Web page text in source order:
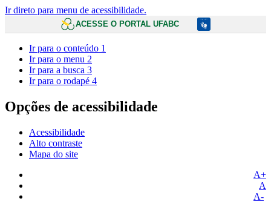
Ir direto para menu de acessibilidade.
ACESSE O PORTAL UFABC
Ir para o conteúdo 1
Ir para o menu 2
Ir para a busca 3
Ir para o rodapé 4
Opções de acessibilidade
Acessibilidade
Alto contraste
Mapa do site
A+
A
A-